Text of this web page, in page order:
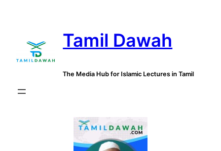
Tamil Dawah
The Media Hub for Islamic Lectures in Tamil